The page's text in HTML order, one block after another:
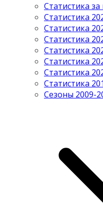
Статистика за
Статистика
Статистика
Статистика
Статистика
Статистика
Статистика
Статистика
Сезоны 2009-